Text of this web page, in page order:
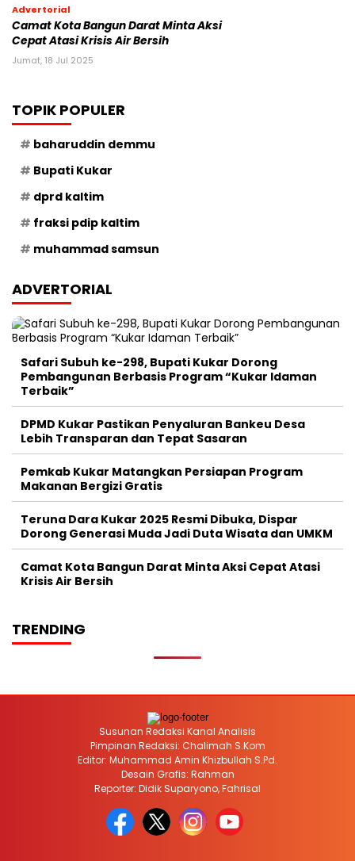
Advertorial
Camat Kota Bangun Darat Minta Aksi
Cepat Atasi Krisis Air Bersih
Jumat, 18 Jul 2025
TOPIK POPULER
baharuddin demmu
Bupati Kukar
dprd kaltim
fraksi pdip kaltim
muhammad samsun
ADVERTORIAL
Safari Subuh ke-298, Bupati Kukar Dorong
Pembangunan Berbasis Program “Kukar Idaman
Terbaik”
DPMD Kukar Pastikan Penyaluran Bankeu Desa
Lebih Transparan dan Tepat Sasaran
Pemkab Kukar Matangkan Persiapan Program
Makanan Bergizi Gratis
Teruna Dara Kukar 2025 Resmi Dibuka, Dispar
Dorong Generasi Muda Jadi Duta Wisata dan UMKM
Camat Kota Bangun Darat Minta Aksi Cepat Atasi
Krisis Air Bersih
TRENDING
Susunan Redaksi Kanal Analisis
Pimpinan Redaksi: Chalimah S.Kom
Editor: Muhammad Amin Khizbullah S.Pd.
Desain Grafis: Rahman
Reporter: Didik Suparyono, Fahrisal